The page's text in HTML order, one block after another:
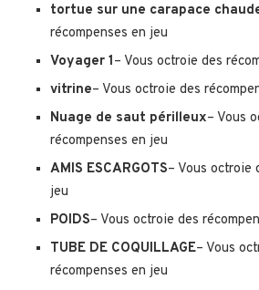
tortue sur une carapace
récompenses en jeu
Voyager 1– Vous octroie des
vitrine– Vous octroie des
Nuage de saut périlleux– Vous
récompenses en jeu
AMIS ESCARGOTS– Vous octroie
jeu
POIDS– Vous octroie des
TUBE DE COQUILLAGE– Vous
récompenses en jeu